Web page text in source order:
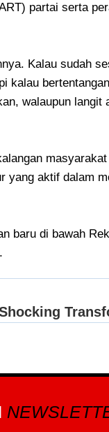
partai serta
Kalau sudah
kalau
walaupun langit
yang aktif dalam
baru di bawah